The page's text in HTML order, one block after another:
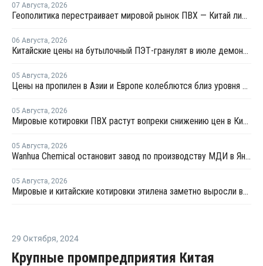
07 Августа, 2026
Геополитика перестраивает мировой рынок ПВХ — Китай лидирует в экспорте
06 Августа, 2026
Китайские цены на бутылочный ПЭТ-гранулят в июле демонстрировали сильную волатильность
05 Августа, 2026
Цены на пропилен в Азии и Европе колеблются близ уровня в USD1000
05 Августа, 2026
Мировые котировки ПВХ растут вопреки снижению цен в Китае
05 Августа, 2026
Wanhua Chemical остановит завод по производству МДИ в Яньтае для планового ремонта
05 Августа, 2026
Мировые и китайские котировки этилена заметно выросли во второй половине июля
29 Октября, 2024
Крупные промпредприятия Китая